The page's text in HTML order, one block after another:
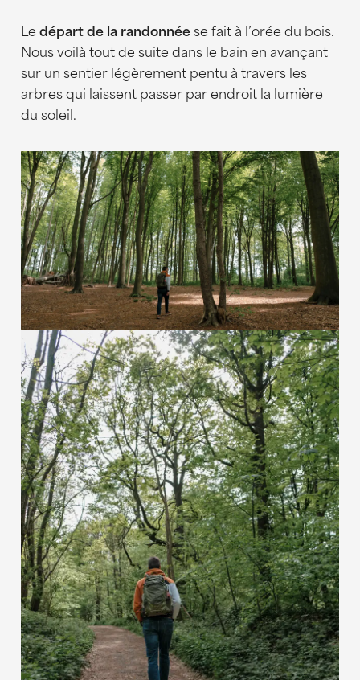
Le départ de la randonnéese fait à l’orée du bois.
Nous voilà tout de suite dans le bain en avançant
sur un sentier légèrement pentu à travers les
arbres qui laissent passer par endroit la lumière
du soleil.